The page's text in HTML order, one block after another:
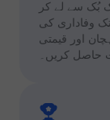
بُک سے لے کر
وفاداری کی
اور قیمتی
حاصل کریں۔